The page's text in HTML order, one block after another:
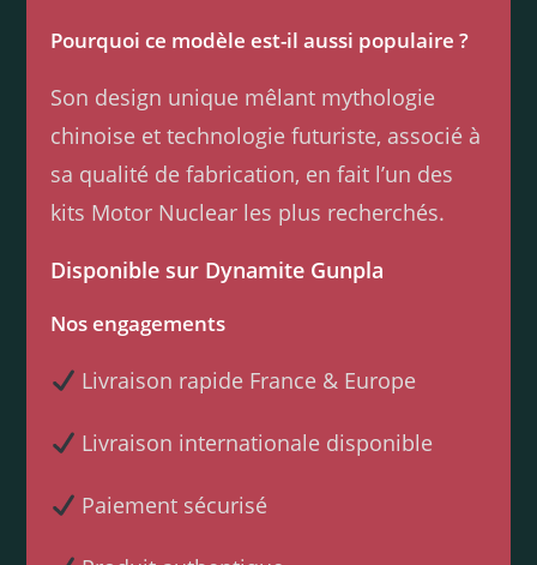
Pourquoi ce modèle est-il aussi populaire ?
Son design unique mêlant mythologie
chinoise et technologie futuriste, associé à
sa qualité de fabrication, en fait l’un des
kits Motor Nuclear les plus recherchés.
Disponible sur Dynamite Gunpla
Nos engagements
Livraison rapide France & Europe
Livraison internationale disponible
Paiement sécurisé